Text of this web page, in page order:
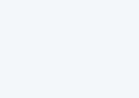
Für alle drei Annahmen lassen sich
es eigentlich möglich sein sollte,
Thema zu reden, aber das ist eine